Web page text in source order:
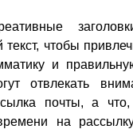
чтобы
и
отвлекать
почты, а
на